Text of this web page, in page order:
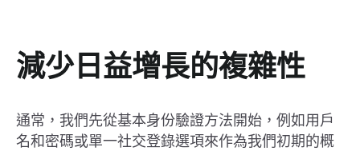
減少日益增長的複雜性
通常，我們先從基本身份驗證方法開始，例如用戶
名和密碼或單一社交登錄選項來作為我們初期的概